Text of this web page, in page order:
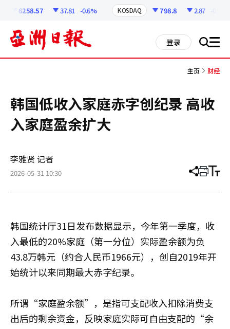
6258.57 37.81 -0.6% KOSDAQ 798.8 2.87 -0.36%
登录 搜 all
主页 财经
韩国低收入家庭赤字创纪录 高收
入家庭盈余扩大
李雅贤 记者
2026-05-31 10:30 分
章
打 调
小
韩国统计厅31日发布数据显示，今年第一季度，收
入最低的20%家庭（第一分位）实际盈余额为负
43.8万韩元（约合人民币1966元），创自2019年开
始统计以来同期最大赤字纪录。
所谓“家庭盈余额”，是指可支配收入扣除消费支
出后的剩余资金，反映家庭实际可自由支配的“余